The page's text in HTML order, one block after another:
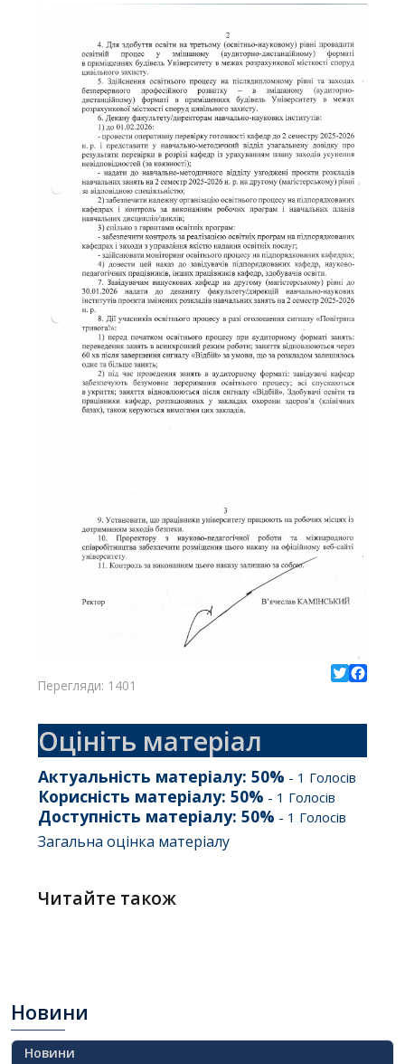
Перегляди: 1401
Оцініть матеріал
Актуальність матеріалу: 50% - 1 Голосів
Корисність матеріалу: 50% - 1 Голосів
Доступність матеріалу: 50% - 1 Голосів
Загальна оцінка матеріалу
Читайте також
Новини
Новини